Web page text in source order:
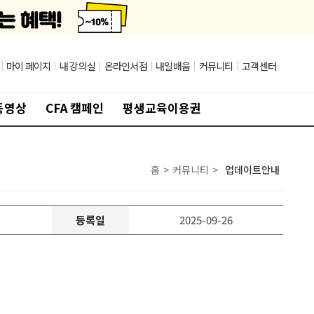
| 마이 페이지 | 내 강의실 | 온라인서점 | 내일배움 | 커뮤니티 | 고객센터
영상 CFA 캠페인 평생교육이용권
홈 > 커뮤니티 > 업데이트안내
등록일 2025-09-26